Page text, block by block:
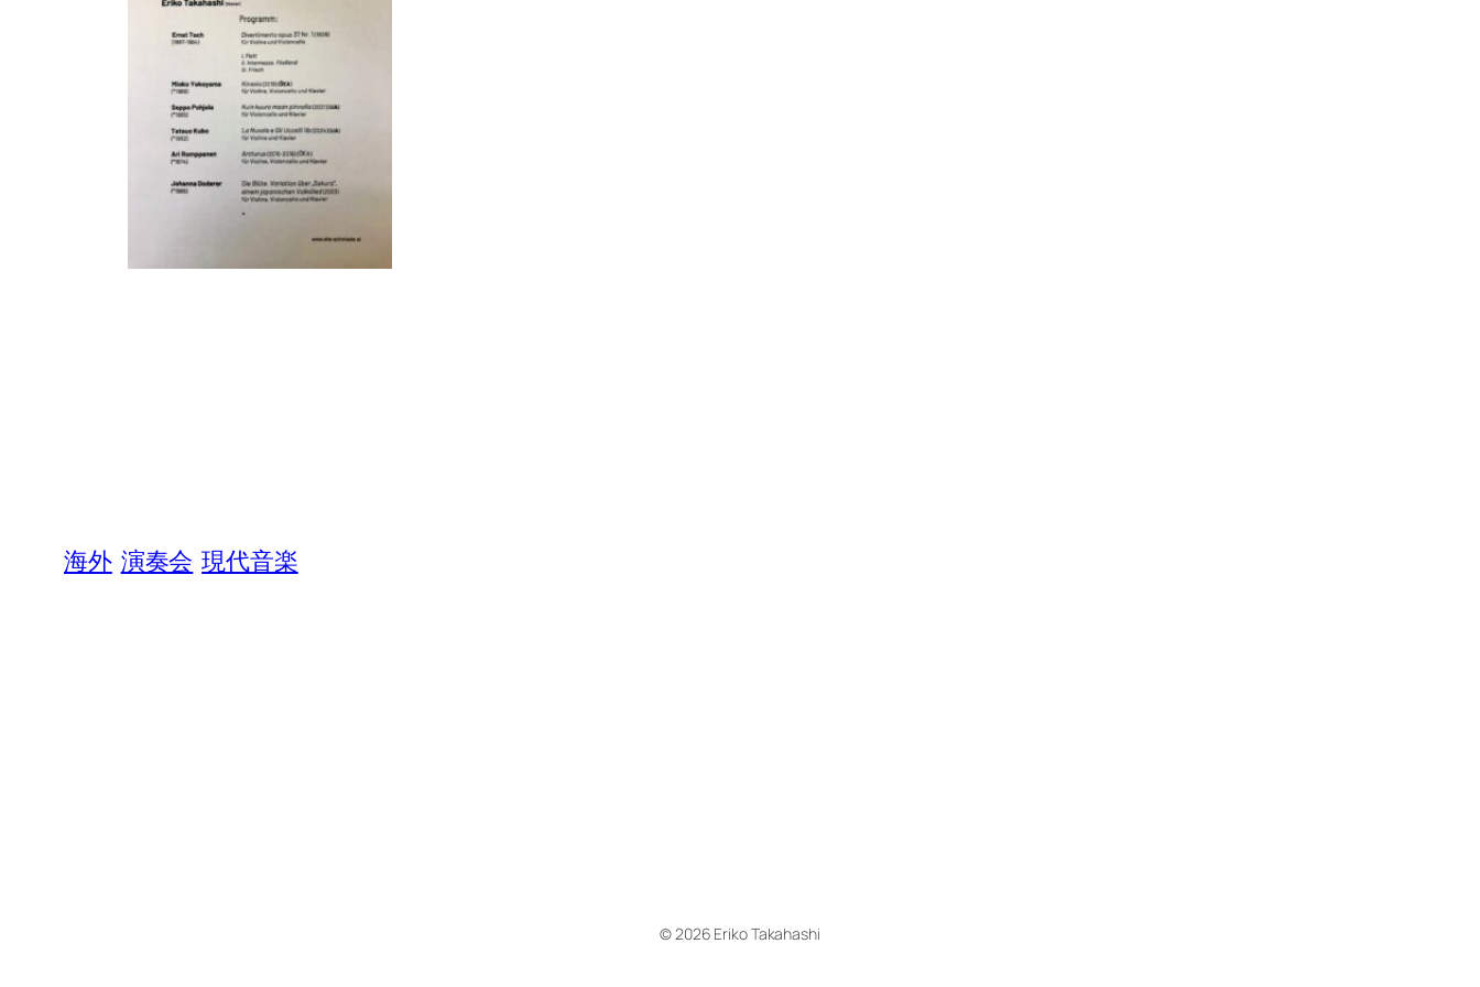
海外 演奏会 現代音楽
© 2026 Eriko Takahashi